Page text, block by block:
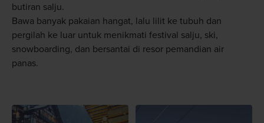
butiran salju.
Bawa banyak pakaian hangat, lalu lilit ke tubuh dan
pergilah ke luar untuk menikmati festival salju, ski,
snowboarding, dan bersantai di resor pemandian air
panas.